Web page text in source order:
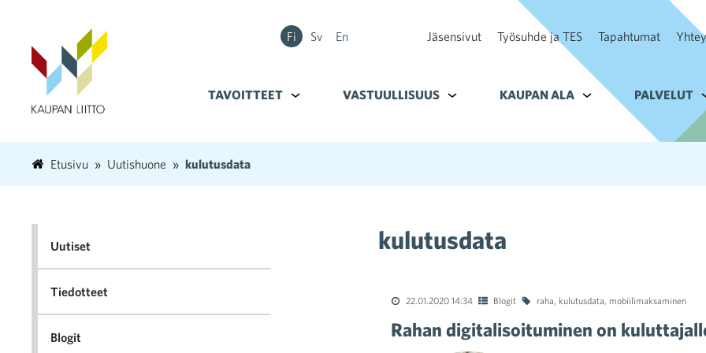
Fi Sv En Jäsensivut Työsuhde ja TES Tapahtumat
TAVOITTEET Alavalikko kohteelle Tavoitteet
VASTUULLISUUS Alavalikko kohteelle Vastuullisuus
KAUPAN ALA Alavalikko kohteelle
PALVELUT
Etusivu Uutishuone kulutusdata
kulutusdata
22.01.2020 14:34 Blogit raha, kulutusdata, mobiilimaksaminen
Rahan digitalisoituminen on
Uutiset
Tiedotteet
Blogit